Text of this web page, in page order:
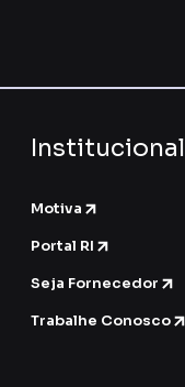
Institucional
Motiva
Portal RI
Seja Fornecedor
Trabalhe Conosco